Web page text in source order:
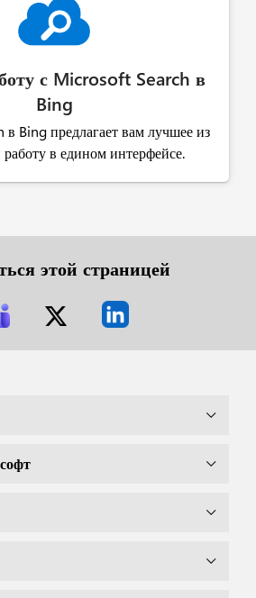
с Microsoft Search в
Bing
Bing предлагает вам лучшее из
в едином интерфейсе.
этой страницей